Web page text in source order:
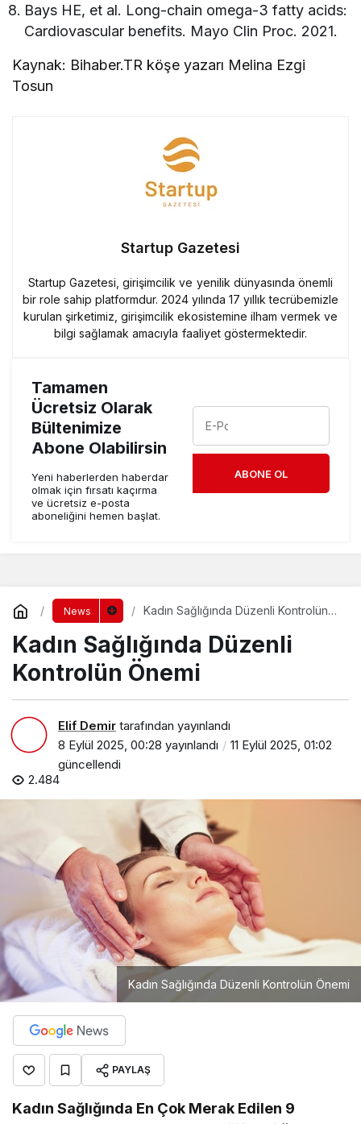
Bays HE, et al. Long-chain omega-3 fatty acids:
Cardiovascular benefits. Mayo Clin Proc. 2021.
Kaynak: Bihaber.TR köşe yazarı Melina Ezgi
Tosun
Startup Gazetesi
Startup Gazetesi, girişimcilik ve yenilik dünyasında önemli
bir role sahip platformdur. 2024 yılında 17 yıllık tecrübemizle
kurulan şirketimiz, girişimcilik ekosistemine ilham vermek ve
bilgi sağlamak amacıyla faaliyet göstermektedir.
Tamamen
Ücretsiz Olarak
Bültenimize
Abone Olabilirsin
Yeni haberlerden haberdar
olmak için fırsatı kaçırma
ve ücretsiz e-posta
aboneliğini hemen başlat.
ABONE OL
News
Kadın Sağlığında Düzenli Kontrolün
Kadın Sağlığında Düzenli
Kontrolün Önemi
Elif Demir tarafından yayınlandı
8 Eylül 2025, 00:28 yayınlandı
11 Eylül 2025, 01:02
güncellendi
2.484
Kadın Sağlığında Düzenli Kontrolün Önemi
PAYLAŞ
Kadın Sağlığında En Çok Merak Edilen 9